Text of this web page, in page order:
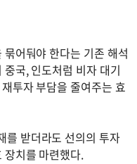
어둬야 한다는 기존 해석
국, 인도처럼 비자 대기
투자 부담을 줄여주는 효
를 받더라도 선의의 투자
장치를 마련했다.